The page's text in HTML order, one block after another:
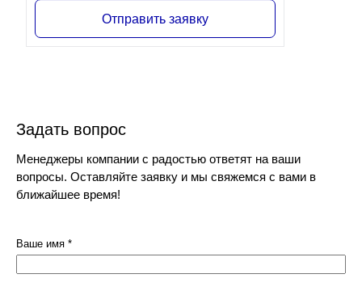
Отправить заявку
Задать вопрос
Менеджеры компании с радостью ответят на ваши
вопросы. Оставляйте заявку и мы свяжемся с вами в
ближайшее время!
Ваше имя *